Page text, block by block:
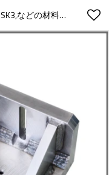
小型ユニクロしたSS400,SKD11,SK3,などの材料で加工した精密溶接部品